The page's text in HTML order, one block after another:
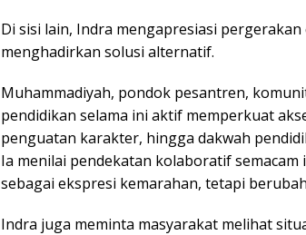
Di sisi lain, Indra mengapresiasi
menghadirkan solusi alternatif.
Muhammadiyah, pondok pesantren,
pendidikan selama ini aktif memperkuat
penguatan karakter, hingga dakwah
Ia menilai pendekatan kolaboratif
sebagai ekspresi kemarahan, tetapi
Indra juga meminta masyarakat melihat